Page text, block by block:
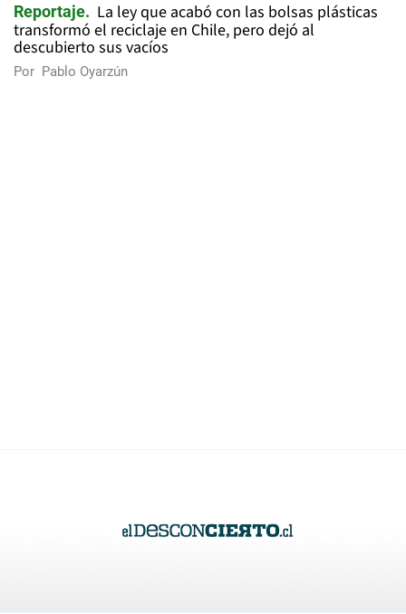
Reportaje
La ley que acabó con las bolsas plásticas
transformó el reciclaje en Chile, pero dejó al
descubierto sus vacíos
Por Pablo Oyarzún